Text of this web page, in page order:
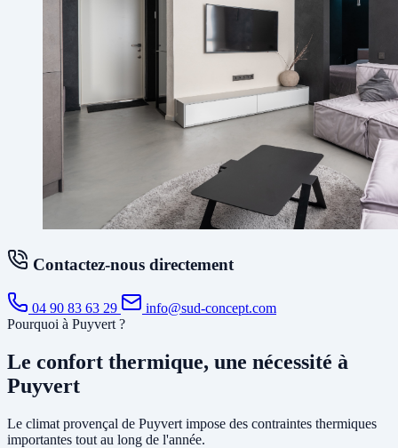
Contactez-nous directement
04 90 83 63 29
info@sud-concept.com
Pourquoi à Puyvert ?
Le confort thermique, une nécessité à
Puyvert
Le climat provençal de Puyvert impose des contraintes thermiques
importantes tout au long de l'année.